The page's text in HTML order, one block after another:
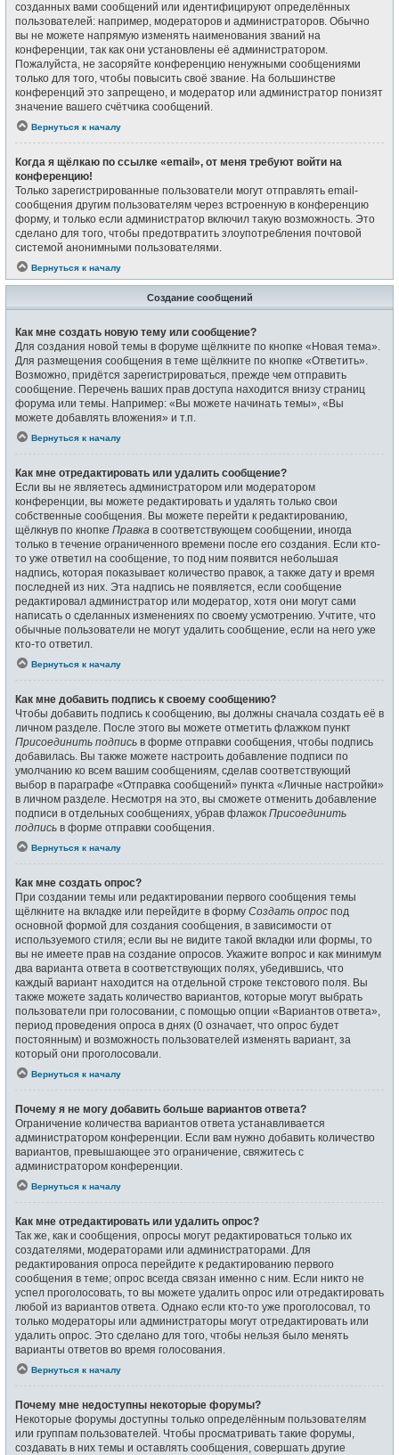
созданных вами сообщений или идентифицируют определённых
пользователей: например, модераторов и администраторов. Обычно
вы не можете напрямую изменять наименования званий на
конференции, так как они установлены её администратором.
Пожалуйста, не засоряйте конференцию ненужными сообщениями
только для того, чтобы повысить своё звание. На большинстве
конференций это запрещено, и модератор или администратор понизят
значение вашего счётчика сообщений.
Вернуться к началу
Когда я щёлкаю по ссылке «email», от меня требуют войти на
конференцию!
Только зарегистрированные пользователи могут отправлять email-
сообщения другим пользователям через встроенную в конференцию
форму, и только если администратор включил такую возможность. Это
сделано для того, чтобы предотвратить злоупотребления почтовой
системой анонимными пользователями.
Вернуться к началу
Создание сообщений
Как мне создать новую тему или сообщение?
Для создания новой темы в форуме щёлкните по кнопке «Новая тема».
Для размещения сообщения в теме щёлкните по кнопке «Ответить».
Возможно, придётся зарегистрироваться, прежде чем отправить
сообщение. Перечень ваших прав доступа находится внизу страниц
форума или темы. Например: «Вы можете начинать темы», «Вы
можете добавлять вложения» и т.п.
Вернуться к началу
Как мне отредактировать или удалить сообщение?
Если вы не являетесь администратором или модератором
конференции, вы можете редактировать и удалять только свои
собственные сообщения. Вы можете перейти к редактированию,
щёлкнув по кнопке Правка в соответствующем сообщении, иногда
только в течение ограниченного времени после его создания. Если кто-
то уже ответил на сообщение, то под ним появится небольшая
надпись, которая показывает количество правок, а также дату и время
последней из них. Эта надпись не появляется, если сообщение
редактировал администратор или модератор, хотя они могут сами
написать о сделанных изменениях по своему усмотрению. Учтите, что
обычные пользователи не могут удалить сообщение, если на него уже
кто-то ответил.
Вернуться к началу
Как мне добавить подпись к своему сообщению?
Чтобы добавить подпись к сообщению, вы должны сначала создать её в
личном разделе. После этого вы можете отметить флажком пункт
Присоединить подпись в форме отправки сообщения, чтобы подпись
добавилась. Вы также можете настроить добавление подписи по
умолчанию ко всем вашим сообщениям, сделав соответствующий
выбор в параграфе «Отправка сообщений» пункта «Личные настройки»
в личном разделе. Несмотря на это, вы сможете отменить добавление
подписи в отдельных сообщениях, убрав флажок Присоединить
подпись в форме отправки сообщения.
Вернуться к началу
Как мне создать опрос?
При создании темы или редактировании первого сообщения темы
щёлкните на вкладке или перейдите в форму Создать опрос под
основной формой для создания сообщения, в зависимости от
используемого стиля; если вы не видите такой вкладки или формы, то
вы не имеете прав на создание опросов. Укажите вопрос и как минимум
два варианта ответа в соответствующих полях, убедившись, что
каждый вариант находится на отдельной строке текстового поля. Вы
также можете задать количество вариантов, которые могут выбрать
пользователи при голосовании, с помощью опции «Вариантов ответа»,
период проведения опроса в днях (0 означает, что опрос будет
постоянным) и возможность пользователей изменять вариант, за
который они проголосовали.
Вернуться к началу
Почему я не могу добавить больше вариантов ответа?
Ограничение количества вариантов ответа устанавливается
администратором конференции. Если вам нужно добавить количество
вариантов, превышающее это ограничение, свяжитесь с
администратором конференции.
Вернуться к началу
Как мне отредактировать или удалить опрос?
Так же, как и сообщения, опросы могут редактироваться только их
создателями, модераторами или администраторами. Для
редактирования опроса перейдите к редактированию первого
сообщения в теме; опрос всегда связан именно с ним. Если никто не
успел проголосовать, то вы можете удалить опрос или отредактировать
любой из вариантов ответа. Однако если кто-то уже проголосовал, то
только модераторы или администраторы могут отредактировать или
удалить опрос. Это сделано для того, чтобы нельзя было менять
варианты ответов во время голосования.
Вернуться к началу
Почему мне недоступны некоторые форумы?
Некоторые форумы доступны только определённым пользователям
или группам пользователей. Чтобы просматривать такие форумы,
создавать в них темы и оставлять сообщения, совершать другие